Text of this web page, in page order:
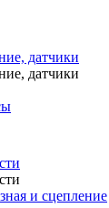
датчики
датчики
и сцепление